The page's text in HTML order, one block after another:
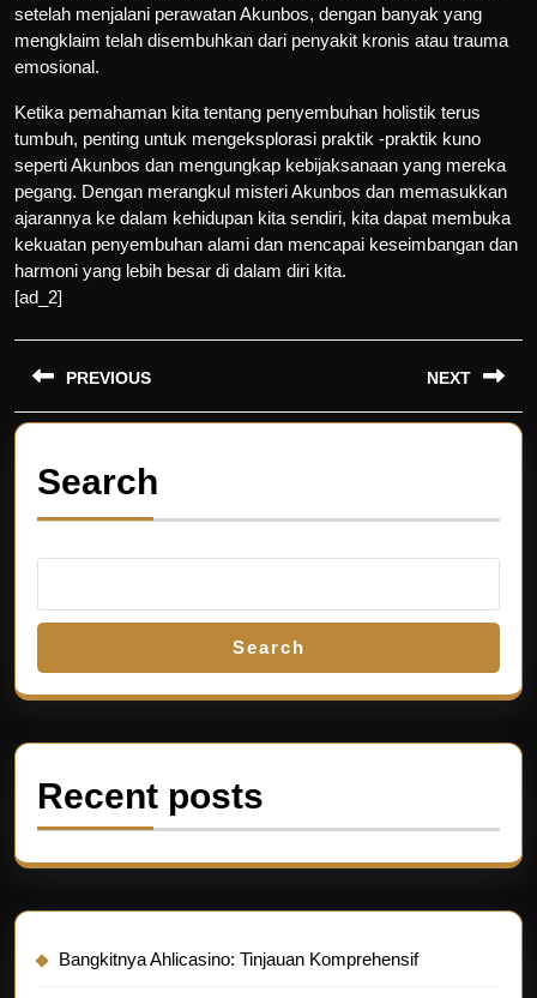
setelah menjalani perawatan Akunbos, dengan banyak yang
mengklaim telah disembuhkan dari penyakit kronis atau trauma
emosional.
Ketika pemahaman kita tentang penyembuhan holistik terus
tumbuh, penting untuk mengeksplorasi praktik -praktik kuno
seperti Akunbos dan mengungkap kebijaksanaan yang mereka
pegang. Dengan merangkul misteri Akunbos dan memasukkan
ajarannya ke dalam kehidupan kita sendiri, kita dapat membuka
kekuatan penyembuhan alami dan mencapai keseimbangan dan
harmoni yang lebih besar di dalam diri kita.
[ad_2]
Post
navigation
PREVIOUS
Previous
post:
NEXT
Search
Search
Recent posts
Bangkitnya Ahlicasino: Tinjauan Komprehensif